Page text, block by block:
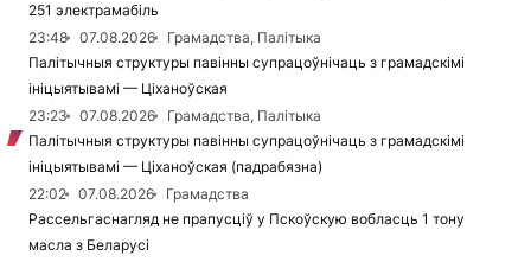
251 электрамабіль
23:48
07.08.2026
Грамадства, Палітыка
Палітычныя структуры павінны супрацоўнічаць з грамадскімі
ініцыятывамі — Ціханоўская
23:23
07.08.2026
Грамадства, Палітыка
Палітычныя структуры павінны супрацоўнічаць з грамадскімі
ініцыятывамі — Ціханоўская (падрабязна)
22:02
07.08.2026
Грамадства
Рассельгаснагляд не прапусціў у Пскоўскую вобласць 1 тону
масла з Беларусі